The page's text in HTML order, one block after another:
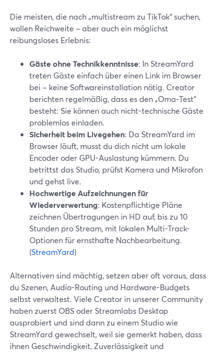
Die meisten, die nach „multistream zu TikTok“ suchen,
wollen Reichweite – aber auch ein möglichst
reibungsloses Erlebnis:
Gäste ohne Technikkenntnisse: In StreamYard
treten Gäste einfach über einen Link im Browser
bei – keine Softwareinstallation nötig. Creator
berichten regelmäßig, dass es den „Oma-Test“
besteht: Sie können auch nicht-technische Gäste
problemlos einladen.
Sicherheit beim Livegehen: Da StreamYard im
Browser läuft, musst du dich nicht um lokale
Encoder oder GPU-Auslastung kümmern. Du
betrittst das Studio, prüfst Kamera und Mikrofon
und gehst live.
Hochwertige Aufzeichnungen für
Wiederverwertung: Kostenpflichtige Pläne
zeichnen Übertragungen in HD auf, bis zu 10
Stunden pro Stream, mit lokalen Multi-Track-
Optionen für ernsthafte Nachbearbeitung.
(StreamYard)
Alternativen sind mächtig, setzen aber oft voraus, dass
du Szenen, Audio-Routing und Hardware-Budgets
selbst verwaltest. Viele Creator in unserer Community
haben zuerst OBS oder Streamlabs Desktop
ausprobiert und sind dann zu einem Studio wie
StreamYard gewechselt, weil sie gemerkt haben, dass
ihnen Geschwindigkeit, Zuverlässigkeit und